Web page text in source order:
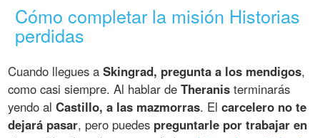
Cómo completar la misión Historias
perdidas
Cuando llegues aSkingrad, pregunta a los mendigos,
como casi siempre. Al hablar deTheranis terminarás
yendo alCastillo, a las mazmorras. Elcarcelero no te
dejará pasar, pero puedes preguntarle por trabajar en